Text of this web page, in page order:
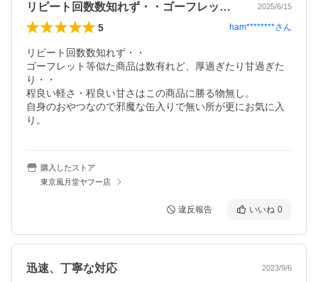
リピート回数数知れず・・ゴーフレット等… 2025/6/15
5 ham********さん
リピート回数数知れず・・
ゴーフレット等似た商品は数有れど、厚過ぎたり甘過ぎた
り・・
程良い軽さ・程良い甘さはこの商品に勝る物無し。
自身のおやつなので邪魔な缶入りで無い所が更にお気に入
り。
購入したストア
東京風月堂ヤフー店
違反報告 いいね 0
迅速、丁寧な対応 2023/9/6